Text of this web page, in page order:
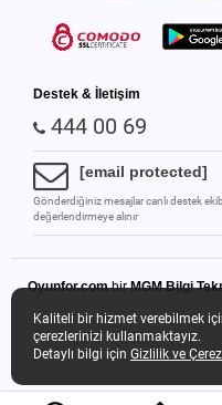
Kaliteli bir hizmet verebilmek
çerezlerinizi kullanmaktayız.
Detaylı bilgi için Gizlilik ve
Destek & İletişim
444 00 69
[email protected]
Gönderdiğiniz mesajlar canlı destek
değerlendirmeye alınır
Oyunfor.combirMGM Bilgi